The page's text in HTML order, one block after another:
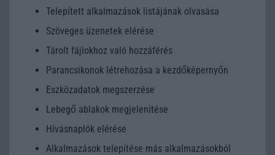
Telepített alkalmazások listájának olvasása
Szöveges üzenetek elérése
Tárolt fájlokhoz való hozzáférés
Parancsikonok létrehozása a kezdőképernyőn
Eszközadatok megszerzése
Lebegő ablakok megjelenítése
Hívásnaplók elérése
Alkalmazások telepítése más alkalmazásokból